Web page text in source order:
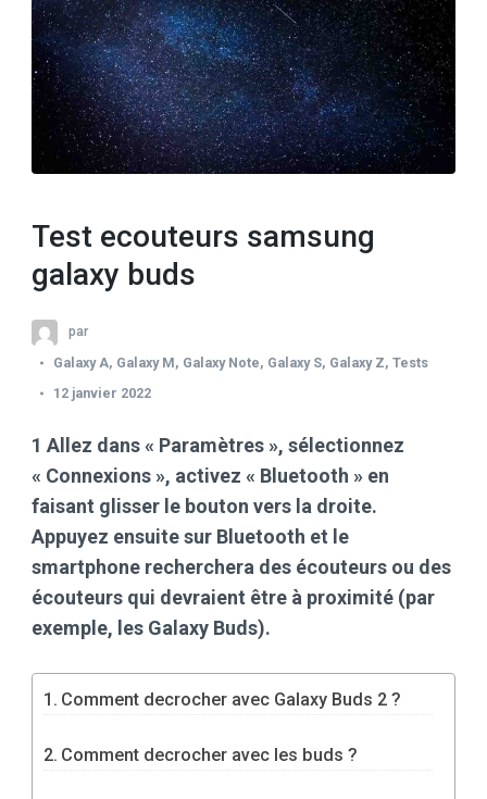
Test ecouteurs samsung
galaxy buds
par
Galaxy A, Galaxy M, Galaxy Note, Galaxy S, Galaxy Z, Tests
12 janvier 2022
1 Allez dans « Paramètres », sélectionnez
« Connexions », activez « Bluetooth » en
faisant glisser le bouton vers la droite.
Appuyez ensuite sur Bluetooth et le
smartphone recherchera des écouteurs ou des
écouteurs qui devraient être à proximité (par
exemple, les Galaxy Buds).
Comment decrocher avec Galaxy Buds 2 ?
Comment decrocher avec les buds ?